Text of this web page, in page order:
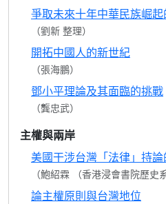
爭取未來十年中華民族崛起
（劉新 整理）
開拓中國人的新世紀
（張海鵬）
鄧小平理論及其面臨的挑戰
（龔忠武）
主權與兩岸
美國干涉台灣「法律」持
（鮑紹霖 （香港浸會書院歷史
論主權原則與台灣地位